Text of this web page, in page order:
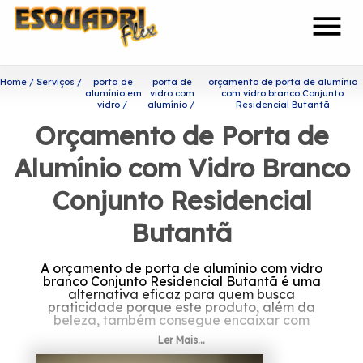
menu
Home Serviços
porta de
alumínio em
vidro
porta de
vidro com
alumínio
orçamento de porta de alumínio
com vidro branco Conjunto
Residencial Butantã
Orçamento de Porta de
Alumínio com Vidro Branco
Conjunto Residencial
Butantã
A orçamento de porta de alumínio com vidro
branco Conjunto Residencial Butantã é uma
alternativa eficaz para quem busca
praticidade porque este produto, além da
beleza, também consegue encaixar com
facilidade na decoração de sua casa.
Ler Mais...